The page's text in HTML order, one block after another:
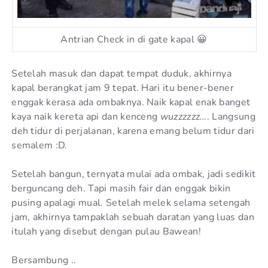
Antrian Check in di gate kapal 😀
Setelah masuk dan dapat tempat duduk, akhirnya
kapal berangkat jam 9 tepat. Hari itu bener-bener
enggak kerasa ada ombaknya. Naik kapal enak banget
kaya naik kereta api dan kenceng wuzzzzzz…. Langsung
deh tidur di perjalanan, karena emang belum tidur dari
semalem :D.
Setelah bangun, ternyata mulai ada ombak, jadi sedikit
berguncang deh. Tapi masih fair dan enggak bikin
pusing apalagi mual. Setelah melek selama setengah
jam, akhirnya tampaklah sebuah daratan yang luas dan
itulah yang disebut dengan pulau Bawean!
Bersambung ..